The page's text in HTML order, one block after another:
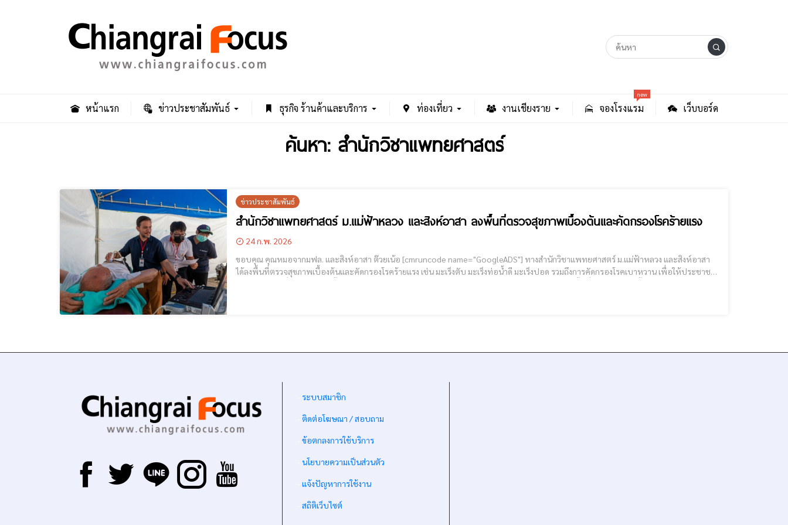
หน้าแรก ข่าวประชาสัมพันธ์ ธุรกิจ ร้านค้าและบริการ ท่องเที่ยว งานเชียงราย จองโรงแรม
new
เว็บบอร์ด
ค้นหา: สำนักวิชาแพทยศาสตร์
ข่าวประชาสัมพันธ์
สำนักวิชาแพทยศาสตร์ ม.แม่ฟ้าหลวง และสิงห์อาสา ลงพื้นที่ตรวจสุขภาพเบื้องต้นและคัดกรองโรคร้ายแรง
24 ก.พ. 2026
ขอบคุณ คุณหมอจากมฟล. และสิงห์อาสา ต๊วยเน้อ [cmruncode name="GoogleADS"] ทางสำนักวิชาแพทยศาสตร์ ม.แม่ฟ้าหลวง และสิงห์อาสา
ได้ลงพื้นที่ตรวจสุขภาพเบื้องต้นและคัดกรองโรคร้ายแรง เช่น มะเร็งตับ มะเร็งท่อน้ำดี มะเร็งปอด รวมถึงการคัดกรองโรคเบาหวาน เพื่อให้ประชาชน
ระบบสมาชิก
ติดต่อโฆษณา / สอบถาม
ข้อตกลงการใช้บริการ
นโยบายความเป็นส่วนตัว
แจ้งปัญหาการใช้งาน
สถิติเว็บไซต์